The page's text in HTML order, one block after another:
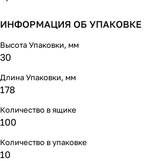
ИНФОРМАЦИЯ ОБ УПАКОВКЕ
Высота Упаковки, мм
30
Длина Упаковки, мм
178
Количество в ящике
100
Количество в упаковке
10